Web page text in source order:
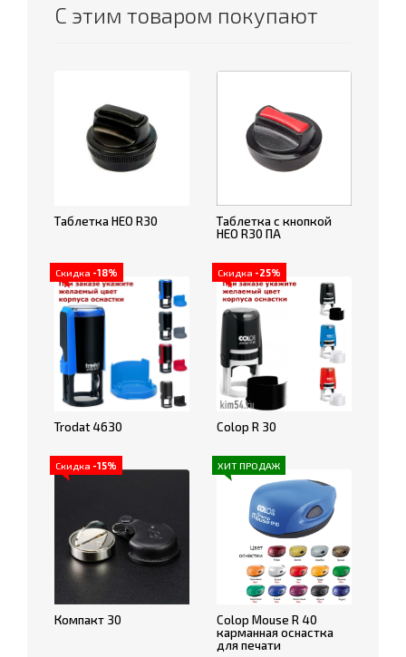
С этим товаром покупают
Таблетка НЕО R30
Таблетка с кнопкой
НЕО R30 ПА
Скидка -18%
Trodat 4630
Скидка -25%
Colop R 30
Скидка -15%
Компакт 30
ХИТ ПРОДАЖ
Colop Mouse R 40
карманная оснастка
для печати